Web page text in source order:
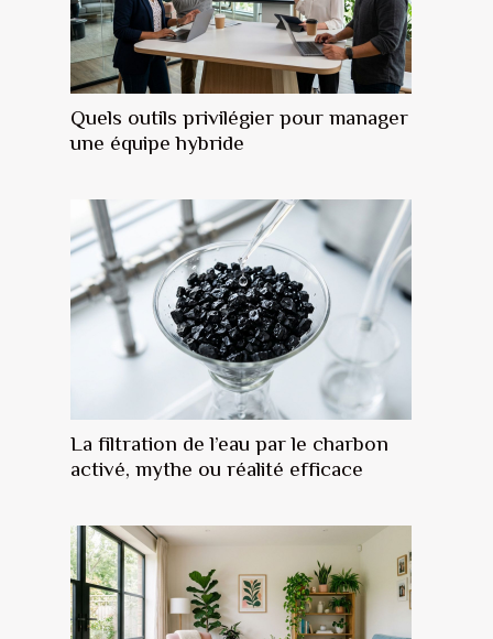
Quels outils privilégier pour manager
une équipe hybride
La filtration de l’eau par le charbon
activé, mythe ou réalité efficace